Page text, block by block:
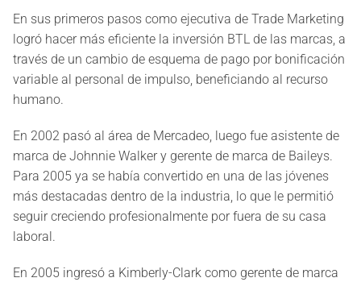
En sus primeros pasos como ejecutiva de Trade Marketing
logró hacer más eficiente la inversión BTL de las marcas, a
través de un cambio de esquema de pago por bonificación
variable al personal de impulso, beneficiando al recurso
humano.
En 2002 pasó al área de Mercadeo, luego fue asistente de
marca de Johnnie Walker y gerente de marca de Baileys.
Para 2005 ya se había convertido en una de las jóvenes
más destacadas dentro de la industria, lo que le permitió
seguir creciendo profesionalmente por fuera de su casa
laboral.
En 2005 ingresó a Kimberly-Clark como gerente de marca